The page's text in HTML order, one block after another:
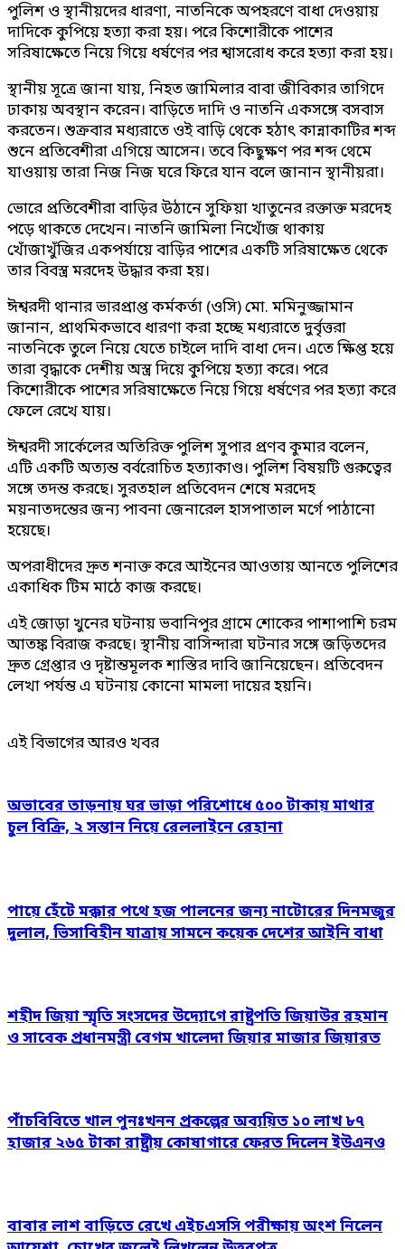
পুলিশ ও স্থানীয়দের ধারণা, নাতনিকে অপহরণে বাধা দেওয়ায়
দাদিকে কুপিয়ে হত্যা করা হয়। পরে কিশোরীকে পাশের
সরিষাক্ষেতে নিয়ে গিয়ে ধর্ষণের পর শ্বাসরোধ করে হত্যা করা হয়।
স্থানীয় সূত্রে জানা যায়, নিহত জামিলার বাবা জীবিকার তাগিদে
ঢাকায় অবস্থান করেন। বাড়িতে দাদি ও নাতনি একসঙ্গে বসবাস
করতেন। শুক্রবার মধ্যরাতে ওই বাড়ি থেকে হঠাৎ কান্নাকাটির শব্দ
শুনে প্রতিবেশীরা এগিয়ে আসেন। তবে কিছুক্ষণ পর শব্দ থেমে
যাওয়ায় তারা নিজ নিজ ঘরে ফিরে যান বলে জানান স্থানীয়রা।
ভোরে প্রতিবেশীরা বাড়ির উঠানে সুফিয়া খাতুনের রক্তাক্ত মরদেহ
পড়ে থাকতে দেখেন। নাতনি জামিলা নিখোঁজ থাকায়
খোঁজাখুঁজির একপর্যায়ে বাড়ির পাশের একটি সরিষাক্ষেত থেকে
তার বিবস্ত্র মরদেহ উদ্ধার করা হয়।
ঈশ্বরদী থানার ভারপ্রাপ্ত কর্মকর্তা (ওসি) মো. মমিনুজ্জামান
জানান, প্রাথমিকভাবে ধারণা করা হচ্ছে মধ্যরাতে দুর্বৃত্তরা
নাতনিকে তুলে নিয়ে যেতে চাইলে দাদি বাধা দেন। এতে ক্ষিপ্ত হয়ে
তারা বৃদ্ধাকে দেশীয় অস্ত্র দিয়ে কুপিয়ে হত্যা করে। পরে
কিশোরীকে পাশের সরিষাক্ষেতে নিয়ে গিয়ে ধর্ষণের পর হত্যা করে
ফেলে রেখে যায়।
ঈশ্বরদী সার্কেলের অতিরিক্ত পুলিশ সুপার প্রণব কুমার বলেন,
এটি একটি অত্যন্ত বর্বরোচিত হত্যাকাণ্ড। পুলিশ বিষয়টি গুরুত্বের
সঙ্গে তদন্ত করছে। সুরতহাল প্রতিবেদন শেষে মরদেহ
ময়নাতদন্তের জন্য পাবনা জেনারেল হাসপাতাল মর্গে পাঠানো
হয়েছে।
অপরাধীদের দ্রুত শনাক্ত করে আইনের আওতায় আনতে পুলিশের
একাধিক টিম মাঠে কাজ করছে।
এই জোড়া খুনের ঘটনায় ভবানিপুর গ্রামে শোকের পাশাপাশি চরম
আতঙ্ক বিরাজ করছে। স্থানীয় বাসিন্দারা ঘটনার সঙ্গে জড়িতদের
দ্রুত গ্রেপ্তার ও দৃষ্টান্তমূলক শাস্তির দাবি জানিয়েছেন। প্রতিবেদন
লেখা পর্যন্ত এ ঘটনায় কোনো মামলা দায়ের হয়নি।
এই বিভাগের আরও খবর
অভাবের তাড়নায় ঘর ভাড়া পরিশোধে ৫০০ টাকায় মাথার
চুল বিক্রি, ২ সন্তান নিয়ে রেললাইনে রেহানা
পায়ে হেঁটে মক্কার পথে হজ পালনের জন্য নাটোরের দিনমজুর
দুলাল, ভিসাবিহীন যাত্রায় সামনে কয়েক দেশের আইনি বাধা
শহীদ জিয়া স্মৃতি সংসদের উদ্যোগে রাষ্ট্রপতি জিয়াউর রহমান
ও সাবেক প্রধানমন্ত্রী বেগম খালেদা জিয়ার মাজার জিয়ারত
পাঁচবিবিতে খাল পুনঃখনন প্রকল্পের অব্যয়িত ১০ লাখ ৮৭
হাজার ২৬৫ টাকা রাষ্ট্রীয় কোষাগারে ফেরত দিলেন ইউএনও
বাবার লাশ বাড়িতে রেখে এইচএসসি পরীক্ষায় অংশ নিলেন